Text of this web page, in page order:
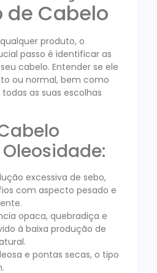
de Cabelo
produto, o
passo é identificar as
cabelo. Entender se ele
ou normal, bem como
as suas escolhas
excessiva de sebo,
com aspecto pesado e
opaca, quebradiça e
à baixa produção de
e pontas secas, o tipo